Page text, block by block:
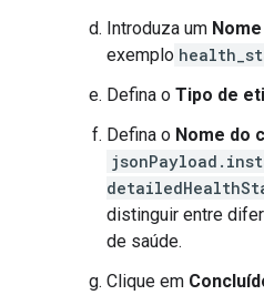
Introduza um
exemplo
Defina o Tipo de
Defina o Nome do
distinguir entre
de saúde.
Clique em